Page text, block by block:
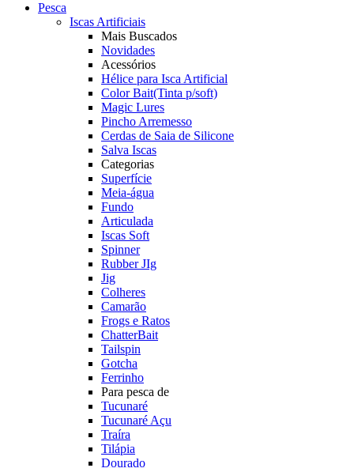
Pesca
Iscas Artificiais
Mais Buscados
Novidades
Acessórios
Hélice para Isca Artificial
Color Bait(Tinta p/soft)
Magic Lures
Pincho Arremesso
Cerdas de Saia de Silicone
Salva Iscas
Categorias
Superfície
Meia-água
Fundo
Articulada
Iscas Soft
Spinner
Rubber JIg
Jig
Colheres
Camarão
Frogs e Ratos
ChatterBait
Tailspin
Gotcha
Ferrinho
Para pesca de
Tucunaré
Tucunaré Açu
Traíra
Tilápia
Dourado